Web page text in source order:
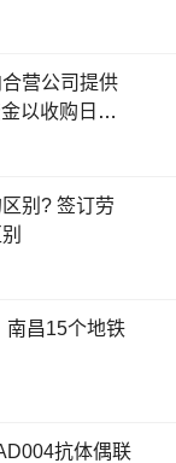
营公司提供
以收购日本
别? 签订劳
南昌15个地铁
抗体偶联